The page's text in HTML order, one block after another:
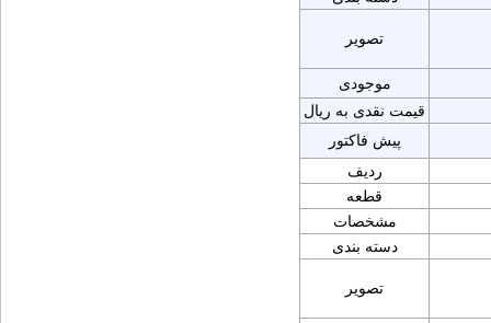
تصویر
موجودی
قیمت نقدی به ریال
پیش فاکتور
ردیف
قطعه
مشخصات
دسته بندی
تصویر